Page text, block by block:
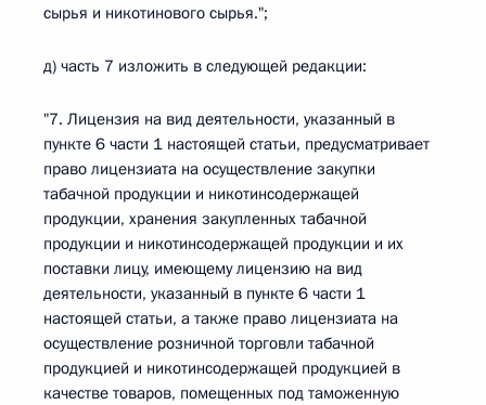
сырья и никотинового сырья.";
д) часть 7 изложить в следующей редакции:
"7. Лицензия на вид деятельности, указанный в
пункте 6 части 1 настоящей статьи, предусматривает
право лицензиата на осуществление закупки
табачной продукции и никотинсодержащей
продукции, хранения закупленных табачной
продукции и никотинсодержащей продукции и их
поставки лицу, имеющему лицензию на вид
деятельности, указанный в пункте 6 части 1
настоящей статьи, а также право лицензиата на
осуществление розничной торговли табачной
продукцией и никотинсодержащей продукцией в
качестве товаров, помещенных под таможенную